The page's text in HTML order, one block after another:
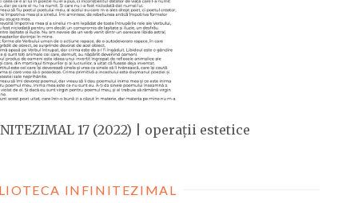
17 (2022) | operații estetice
INFINITEZIMAL